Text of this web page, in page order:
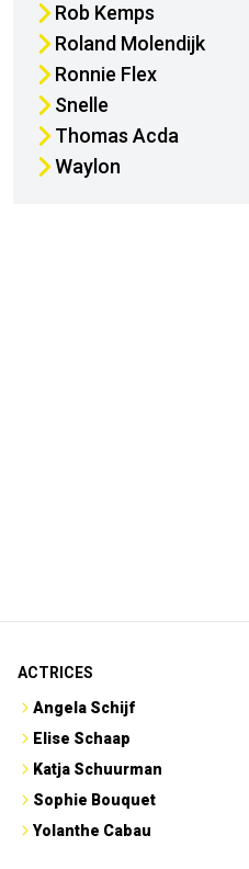
Rob Kemps
Roland Molendijk
Ronnie Flex
Snelle
Thomas Acda
Waylon
ACTRICES
Angela Schijf
Elise Schaap
Katja Schuurman
Sophie Bouquet
Yolanthe Cabau